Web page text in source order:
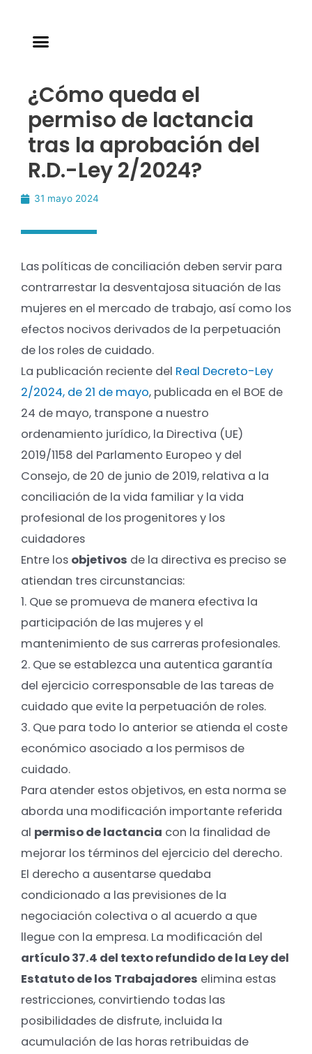
¿Cómo queda el
permiso de lactancia
tras la aprobación del
R.D.-Ley 2/2024?
31 mayo 2024
Las políticas de conciliación deben servir para
contrarrestar la desventajosa situación de las
mujeres en el mercado de trabajo, así como los
efectos nocivos derivados de la perpetuación
de los roles de cuidado.
La publicación reciente del Real Decreto-Ley
2/2024, de 21 de mayo, publicada en el BOE de
24 de mayo, transpone a nuestro
ordenamiento jurídico, la Directiva (UE)
2019/1158 del Parlamento Europeo y del
Consejo, de 20 de junio de 2019, relativa a la
conciliación de la vida familiar y la vida
profesional de los progenitores y los
cuidadores
Entre los objetivos de la directiva es preciso se
atiendan tres circunstancias:
1. Que se promueva de manera efectiva la
participación de las mujeres y el
mantenimiento de sus carreras profesionales.
2. Que se establezca una autentica garantía
del ejercicio corresponsable de las tareas de
cuidado que evite la perpetuación de roles.
3. Que para todo lo anterior se atienda el coste
económico asociado a los permisos de
cuidado.
Para atender estos objetivos, en esta norma se
aborda una modificación importante referida
al permiso de lactancia con la finalidad de
mejorar los términos del ejercicio del derecho.
El derecho a ausentarse quedaba
condicionado a las previsiones de la
negociación colectiva o al acuerdo a que
llegue con la empresa. La modificación del
artículo 37.4 del texto refundido de la Ley del
Estatuto de los Trabajadores elimina estas
restricciones, convirtiendo todas las
posibilidades de disfrute, incluida la
acumulación de las horas retribuidas de